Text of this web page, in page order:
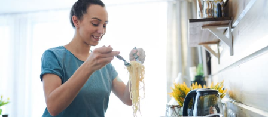
TV Program
Škola vaření
Recepty z TV